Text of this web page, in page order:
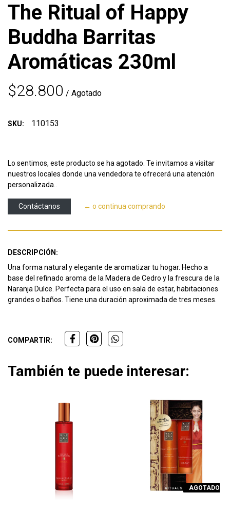
The Ritual of Happy
Buddha Barritas
Aromáticas 230ml
$28.800 / Agotado
SKU: 110153
Lo sentimos, este producto se ha agotado. Te invitamos a visitar
nuestros locales donde una vendedora te ofrecerá una atención
personalizada..
Contáctanos ← o continua comprando
DESCRIPCIÓN:
Una forma natural y elegante de aromatizar tu hogar. Hecho a
base del refinado aroma de la Madera de Cedro y la frescura de la
Naranja Dulce. Perfecta para el uso en sala de estar, habitaciones
grandes o baños. Tiene una duración aproximada de tres meses.
COMPARTIR:
También te puede interesar:
AGOTADO